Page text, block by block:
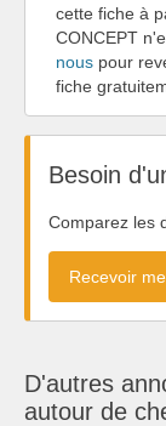
cette fiche à
CONCEPT
nous pour
fiche
Besoin
Comparez les
Recevoir
D'autres
autour de